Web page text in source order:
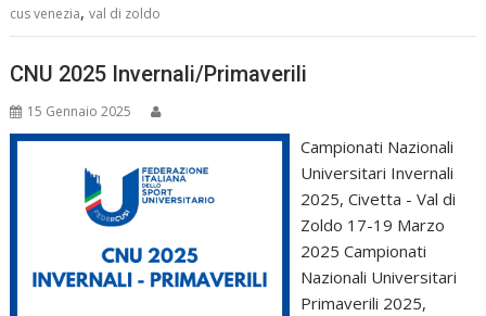
cus venezia,val di zoldo
CNU 2025 Invernali/Primaverili
15 Gennaio 2025
Campionati Nazionali
Universitari Invernali
2025, Civetta - Val di
Zoldo 17-19 Marzo
2025 Campionati
Nazionali Universitari
Primaverili 2025,